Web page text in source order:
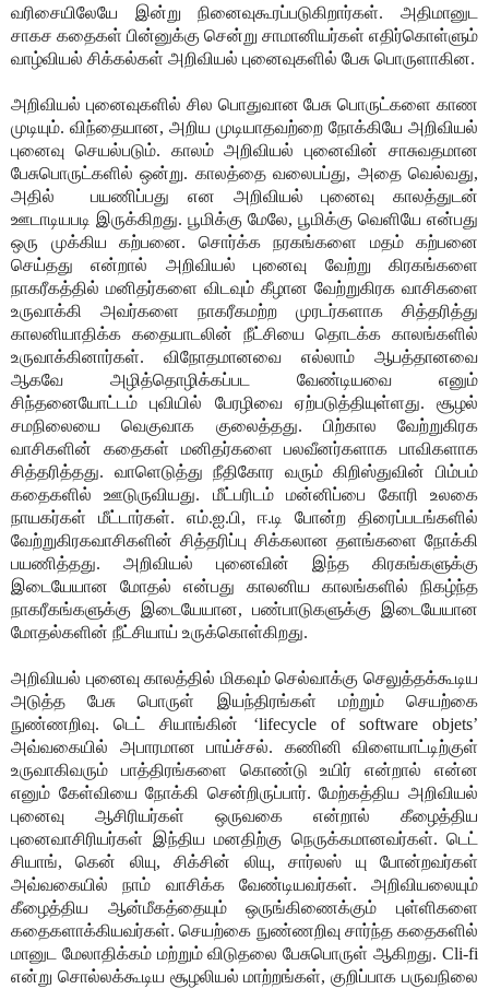
வரிசையிலேயே இன்று நினைவுகூரப்படுகிறார்கள். அதிமானுட
சாகச கதைகள் பின்னுக்கு சென்று சாமானியர்கள் எதிர்கொள்ளும்
வாழ்வியல் சிக்கல்கள் அறிவியல் புனைவுகளில் பேசு பொருளாகின.
அறிவியல் புனைவுகளில் சில பொதுவான பேசு பொருட்களை காண
முடியும். விந்தையான, அறிய முடியாதவற்றை நோக்கியே அறிவியல்
புனைவு செயல்படும். காலம் அறிவியல் புனைவின் சாசுவதமான
பேசுபொருட்களில் ஒன்று. காலத்தை வலைபப்து, அதை வெல்வது,
அதில்
பயணிப்பது என அறிவியல் புனைவு காலத்துடன்
ஊடாடியபடி இருக்கிறது. பூமிக்கு மேலே, பூமிக்கு வெளியே என்பது
ஒரு முக்கிய கற்பனை. சொர்க்க நரகங்களை மதம் கற்பனை
செய்தது என்றால் அறிவியல் புனைவு வேற்று கிரகங்களை
நாகரீகத்தில் மனிதர்களை விடவும் கீழான வேற்றுகிரக வாசிகளை
உருவாக்கி அவர்களை நாகரீகமற்ற முரடர்களாக சித்தரித்து
காலனியாதிக்க கதையாடலின் நீட்சியை தொடக்க காலங்களில்
உருவாக்கினார்கள். விநோதமானவை எல்லாம் ஆபத்தானவை
ஆகவே அழித்தொழிக்கப்பட வேண்டியவை எனும்
சிந்தனையோட்டம் புவியில் பேரழிவை ஏற்படுத்தியுள்ளது. சூழல்
சமநிலையை வெகுவாக குலைத்தது. பிற்கால வேற்றுகிரக
வாசிகளின் கதைகள் மனிதர்களை பலவீனர்களாக பாவிகளாக
சித்தரித்தது. வாளெடுத்து நீதிகோர வரும் கிறிஸ்துவின் பிம்பம்
கதைகளில் ஊடுருவியது. மீட்பரிடம் மன்னிப்பை கோரி உலகை
நாயகர்கள் மீட்டார்கள். எம்.ஐ.பி, ஈ.டி போன்ற திரைப்படங்களில்
வேற்றுகிரகவாசிகளின் சித்தரிப்பு சிக்கலான தளங்களை நோக்கி
பயணித்தது. அறிவியல் புனைவின் இந்த கிரகங்களுக்கு
இடையேயான மோதல் என்பது காலனிய காலங்களில் நிகழ்ந்த
நாகரீகங்களுக்கு இடையேயான, பண்பாடுகளுக்கு இடையேயான
மோதல்களின் நீட்சியாய் உருக்கொள்கிறது.
அறிவியல் புனைவு காலத்தில் மிகவும் செல்வாக்கு செலுத்தக்கூடிய
அடுத்த பேசு பொருள் இயந்திரங்கள் மற்றும் செயற்கை
நுண்ணறிவு. டெட் சியாங்கின் ‘lifecycle of software objets’
அவ்வகையில் அபாரமான பாய்ச்சல். கணினி விளையாட்டிற்குள்
உருவாகிவரும் பாத்திரங்களை கொண்டு உயிர் என்றால் என்ன
எனும் கேள்வியை நோக்கி சென்றிருப்பார். மேற்கத்திய அறிவியல்
புனைவு ஆசிரியர்கள் ஒருவகை என்றால் கீழைத்திய
புனைவாசிரியர்கள் இந்திய மனதிற்கு நெருக்கமானவர்கள். டெட்
சியாங், கென் லியு, சிக்சின் லியு, சார்லஸ் யு போன்றவர்கள்
அவ்வகையில் நாம் வாசிக்க வேண்டியவர்கள். அறிவியலையும்
கீழைத்திய ஆன்மீகத்தையும் ஒருங்கிணைக்கும் புள்ளிகளை
கதைகளாக்கியவர்கள். செயற்கை நுண்ணறிவு சார்ந்த கதைகளில்
மானுட மேலாதிக்கம் மற்றும் விடுதலை பேசுபொருள் ஆகிறது. Cli-fi
என்று சொல்லக்கூடிய சூழலியல் மாற்றங்கள், குறிப்பாக பருவநிலை